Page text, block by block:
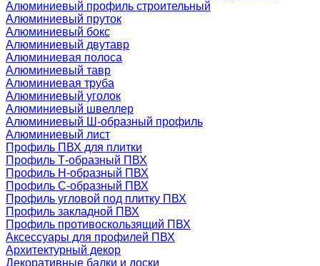
Алюминиевый профиль строительный
Алюминиевый пруток
Алюминиевый бокс
Алюминиевый двутавр
Алюминиевая полоса
Алюминиевый тавр
Алюминиевая труба
Алюминиевый уголок
Алюминиевый швеллер
Алюминиевый Ш-образный профиль
Алюминиевый лист
Профиль ПВХ для плитки
Профиль Т-образный ПВХ
Профиль H-образный ПВХ
Профиль C-образный ПВХ
Профиль угловой под плитку ПВХ
Профиль закладной ПВХ
Профиль противоскользящий ПВХ
Аксессуары для профилей ПВХ
Архитектурный декор
Декоративные балки и доски